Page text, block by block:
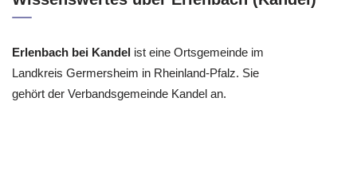
Erlenbach bei Kandelist eine Ortsgemeinde im